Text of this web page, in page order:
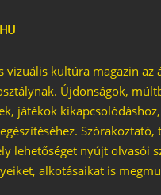
vizuális kultúra magazin az
Újdonságok,
játékok
Szórakoztató,
lehetőséget nyújt olvasói
alkotásaikat is